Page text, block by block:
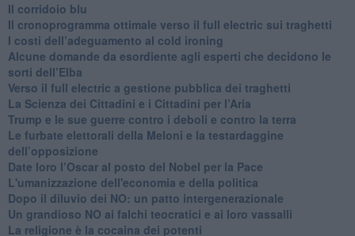
Il corridoio blu
​Il cronoprogramma ottimale verso il full electric sui traghetti
​I costi dell’adeguamento al cold ironing
Alcune domande da esordiente agli esperti che decidono le
sorti dell’Elba
Verso il full electric a gestione pubblica dei traghetti​
​La Scienza dei Cittadini e i Cittadini per l’Aria
Trump e le sue guerre contro i deboli e contro la terra
​Le furbate elettorali della Meloni e la testardaggine
dell’opposizione
​Date loro l’Oscar al posto del Nobel per la Pace
L'umanizzazione dell'economia e della politica
​Dopo il diluvio dei NO: un patto intergenerazionale
​Un grandioso NO ai falchi teocratici e ai loro vassalli
La religione è la cocaina dei potenti